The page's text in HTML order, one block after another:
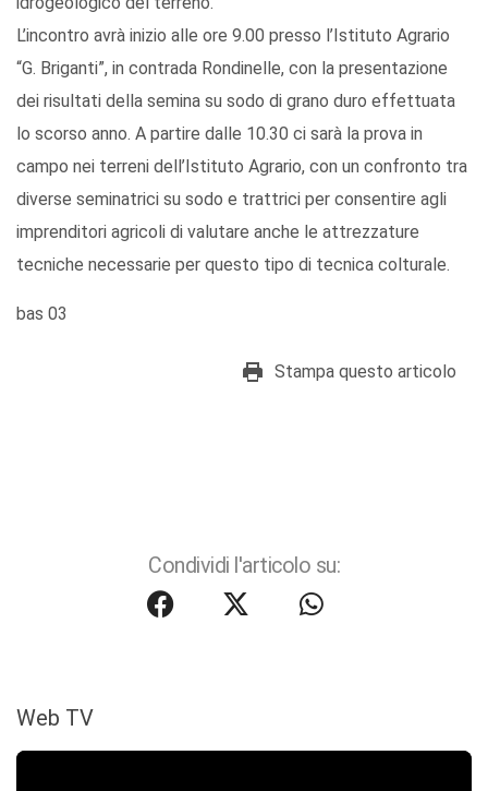
L’incontro avrà inizio alle ore 9.00 presso l’Istituto Agrario
“G. Briganti”, in contrada Rondinelle, con la presentazione
dei risultati della semina su sodo di grano duro effettuata
lo scorso anno. A partire dalle 10.30 ci sarà la prova in
campo nei terreni dell’Istituto Agrario, con un confronto tra
diverse seminatrici su sodo e trattrici per consentire agli
imprenditori agricoli di valutare anche le attrezzature
tecniche necessarie per questo tipo di tecnica colturale.
bas 03
Stampa questo articolo
Condividi l'articolo su:
Web TV